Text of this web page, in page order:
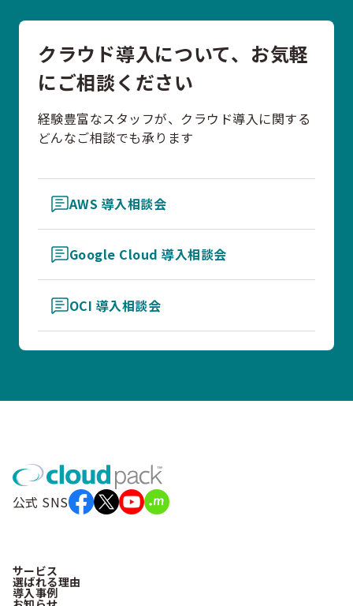
クラウド導入について、お気軽
にご相談ください
経験豊富なスタッフが、クラウド導入に関する
どんなご相談でも承ります
AWS 導入相談会
Google Cloud 導入相談会
OCI 導入相談会
公式 SNS
サービス
選ばれる理由
導入事例